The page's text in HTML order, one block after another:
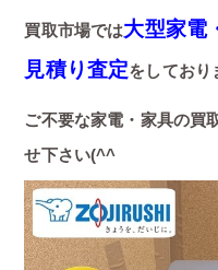
買取市場では大型家電
見積り査定をしており
ご不要な家電・家具の買
せ下さい(^^